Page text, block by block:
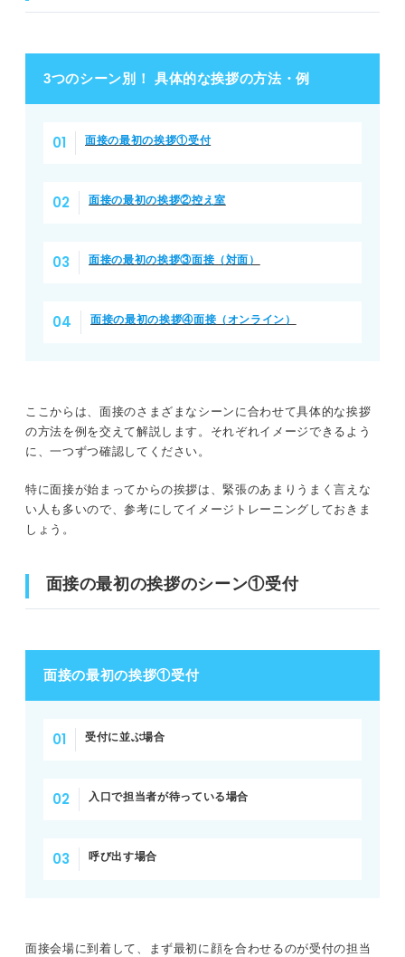
3つのシーン別！ 具体的な挨拶の方法・例
面接の最初の挨拶①受付
面接の最初の挨拶②控え室
面接の最初の挨拶③面接（対面）
面接の最初の挨拶④面接（オンライン）
ここからは、面接のさまざまなシーンに合わせて具体的な挨拶
の方法を例を交えて解説します。それぞれイメージできるよう
に、一つずつ確認してください。
特に面接が始まってからの挨拶は、緊張のあまりうまく言えな
い人も多いので、参考にしてイメージトレーニングしておきま
しょう。
面接の最初の挨拶のシーン①受付
面接の最初の挨拶①受付
受付に並ぶ場合
入口で担当者が待っている場合
呼び出す場合
面接会場に到着して、まず最初に顔を合わせるのが受付の担当